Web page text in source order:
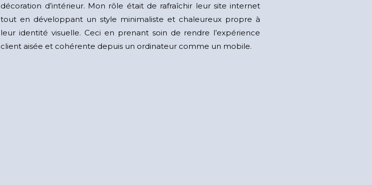
décoration d’intérieur. Mon rôle était de rafraîchir leur site internet
tout en développant un style minimaliste et chaleureux propre à
leur identité visuelle. Ceci en prenant soin de rendre l’expérience
client aisée et cohérente depuis un ordinateur comme un mobile.